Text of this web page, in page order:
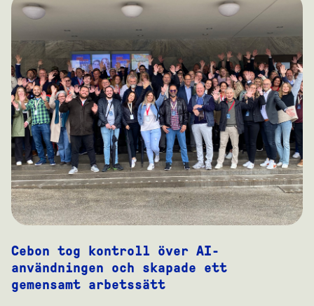
Cebon tog kontroll över AI-
användningen och skapade ett
gemensamt arbetssätt